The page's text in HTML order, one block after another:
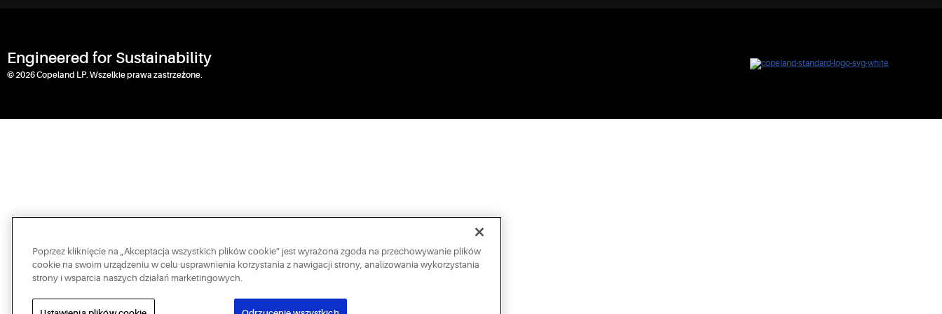
Engineered for Sustainability
© 2026 Copeland LP. Wszelkie prawa zastrzeżone.
Poprzez kliknięcie na „Akceptacja wszystkich plików cookie” jest wyrażona zgoda na przechowywanie plików
cookie na swoim urządzeniu w celu usprawnienia korzystania z nawigacji strony, analizowania wykorzystania
strony i wsparcia naszych działań marketingowych.